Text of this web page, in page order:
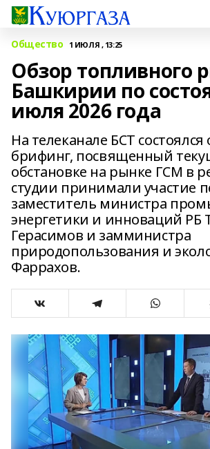
Общество 1 ИЮЛЯ , 13:25
Обзор топливного
Башкирии по
июля 2026 года
На телеканале БСТ
брифинг, посвященный
обстановке на рынке ГСМ в
студии принимали участие
заместитель министра
энергетики и инноваций РБ
Герасимов и замминистра
природопользования и
Фаррахов.